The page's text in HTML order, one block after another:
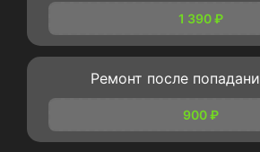
1 390 ₽
Ремонт после
900 ₽